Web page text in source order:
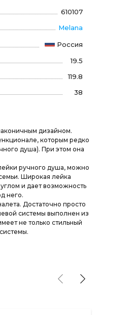
610107
Melana
Россия
19.5
119.8
38
дизайном.
которым редко
душа). При этом она
ручного душа, можно
Широкая лейка
и дает возможность
него.
Достаточно просто
системы выполнен из
не только стильный